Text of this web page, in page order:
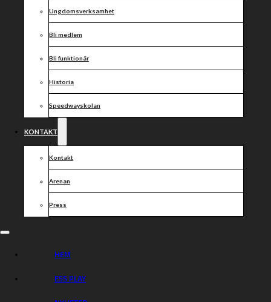
Ungdomsverksamhet
Bli medlem
Bli funktionär
Historia
Speedwayskolan
KONTAKT
Kontakt
Arenan
Press
HEM
ESS PLAY